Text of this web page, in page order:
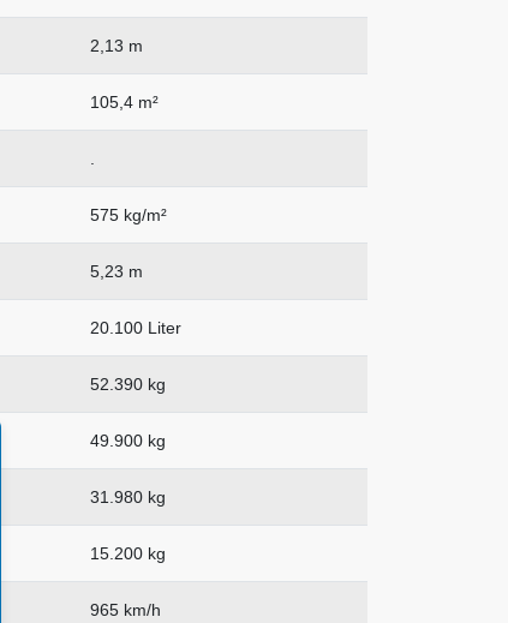
2,13 m
105,4 m²
575 kg/m²
5,23 m
20.100 Liter
52.390 kg
49.900 kg
31.980 kg
15.200 kg
965 km/h